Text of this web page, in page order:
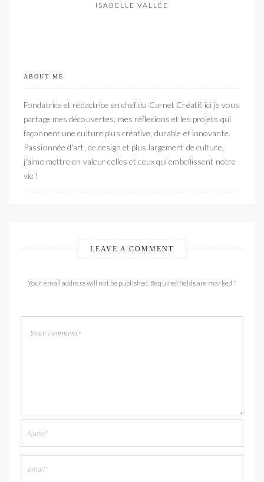
ISABELLE VALLÉE
ABOUT ME
Fondatrice et rédactrice en chef du Carnet Créatif, ici je vous
partage mes découvertes, mes réflexions et les projets qui
façonnent une culture plus créative, durable et innovante.
Passionnée d'art, de design et plus largement de culture,
j'aime mettre en valeur celles et ceux qui embellissent notre
vie !
LEAVE A COMMENT
Your email address will not be published. Required fields are marked *